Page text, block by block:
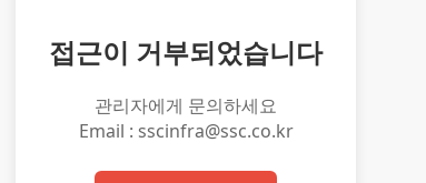
접근이 거부되었습니다
관리자에게 문의하세요
Email : sscinfra@ssc.co.kr